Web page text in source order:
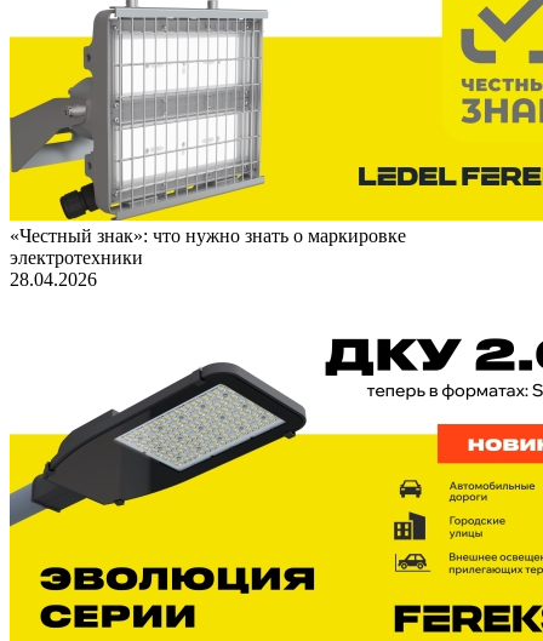
«Честный знак»: что нужно знать о маркировке
электротехники
28.04.2026